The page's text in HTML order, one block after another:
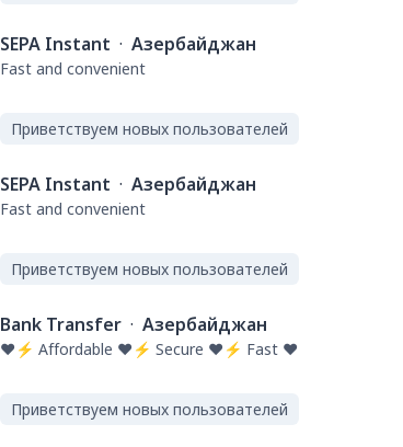
SEPA Instant · Азербайджан
Fast and convenient
Приветствуем новых пользователей
SEPA Instant · Азербайджан
Fast and convenient
Приветствуем новых пользователей
Bank Transfer · Азербайджан
❤️⚡ Affordable ❤️⚡ Secure ❤️⚡ Fast ❤️
Приветствуем новых пользователей